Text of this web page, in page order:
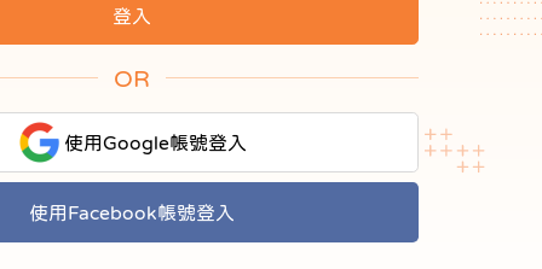
OR
使用Google帳號登入
使用Facebook帳號登入